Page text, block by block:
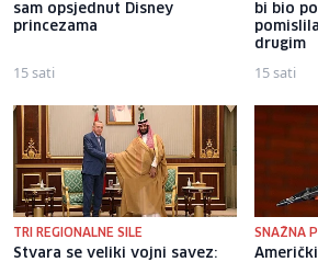
sam opsjednut Disney
princezama
15 sati
bi bio
drugim
15 sati
TRI REGIONALNE SILE
Stvara se veliki vojni savez:
SNAŽNA